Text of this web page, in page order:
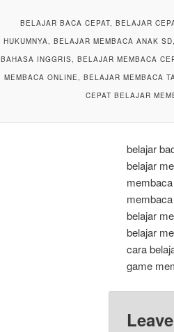
BELAJAR BACA CEPAT, BELAJAR
HUKUMNYA, BELAJAR MEMBACA ANAK
BAHASA INGGRIS, BELAJAR MEMBACA
MEMBACA ONLINE, BELAJAR MEMBACA
CEPAT BELAJAR
belajar
belajar
belajar
belajar
cara
game